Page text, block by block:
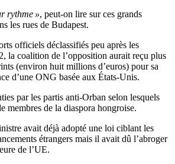
rythme », peut-on lire sur ces grands
les rues de Budapest.
officiels déclassifiés peu après les
la coalition de l’opposition aurait reçu plus
(environ huit millions d’euros) pour sa
d’une ONG basée aux États-Unis.
par les partis anti-Orban selon lesquels
membres de la diaspora hongroise.
avait déjà adopté une loi ciblant les
étrangers mais il avait dû l’abroger
de l’UE.